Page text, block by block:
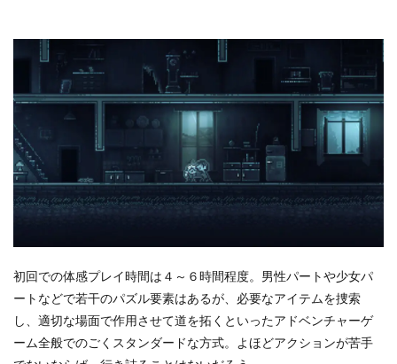
初回での体感プレイ時間は４～６時間程度。男性パートや少女パ
ートなどで若干のパズル要素はあるが、必要なアイテムを捜索
し、適切な場面で作用させて道を拓くといったアドベンチャーゲ
ーム全般でのごくスタンダードな方式。よほどアクションが苦手